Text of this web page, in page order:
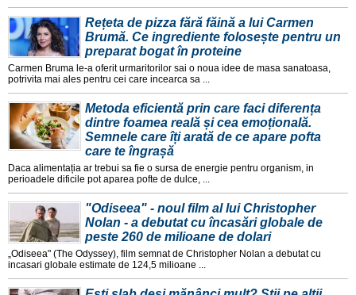
Rețeta de pizza fără făină a lui Carmen
Brumă. Ce ingrediente folosește pentru un
preparat bogat în proteine
Carmen Bruma le-a oferit urmaritorilor sai o noua idee de masa sanatoasa,
potrivita mai ales pentru cei care incearca sa ...
Metoda eficientă prin care faci diferența
dintre foamea reală și cea emoțională.
Semnele care îți arată de ce apare pofta
care te îngrașă
Daca alimentația ar trebui sa fie o sursa de energie pentru organism, in
perioadele dificile pot aparea pofte de dulce, ...
"Odiseea" - noul film al lui Christopher
Nolan - a debutat cu încasări globale de
peste 260 de milioane de dolari
„Odiseea" (The Odyssey), film semnat de Christopher Nolan a debutat cu
incasari globale estimate de 124,5 milioane ...